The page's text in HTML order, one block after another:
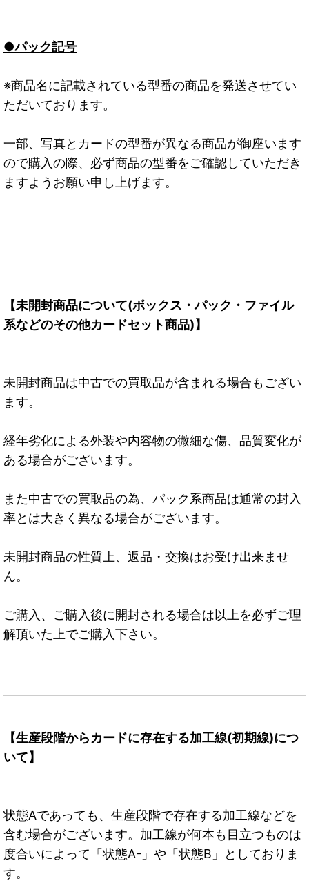
●パック記号
※商品名に記載されている型番の商品を発送させてい
ただいております。
一部、写真とカードの型番が異なる商品が御座います
ので購入の際、必ず商品の型番をご確認していただき
ますようお願い申し上げます。
【未開封商品について(ボックス・パック・ファイル
系などのその他カードセット商品)】
未開封商品は中古での買取品が含まれる場合もござい
ます。
経年劣化による外装や内容物の微細な傷、品質変化が
ある場合がございます。
また中古での買取品の為、パック系商品は通常の封入
率とは大きく異なる場合がございます。
未開封商品の性質上、返品・交換はお受け出来ませ
ん。
ご購入、ご購入後に開封される場合は以上を必ずご理
解頂いた上でご購入下さい。
【生産段階からカードに存在する加工線(初期線)につ
いて】
状態Aであっても、生産段階で存在する加工線などを
含む場合がございます。加工線が何本も目立つものは
度合いによって「状態A-」や「状態B」としておりま
す。